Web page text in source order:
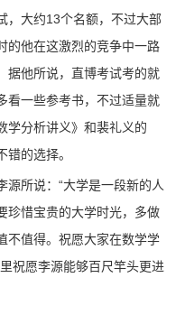
，大约13个名额，不过大部
的他在这激烈的竞争中一路
据他所说，直博考试考的就
看一些参考书，不过适量就
学分析讲义》和裴礼义的
错的选择。
所说：“大学是一段新的人
珍惜宝贵的大学时光，多做
不值得。祝愿大家在数学学
祝愿李源能够百尺竿头更进